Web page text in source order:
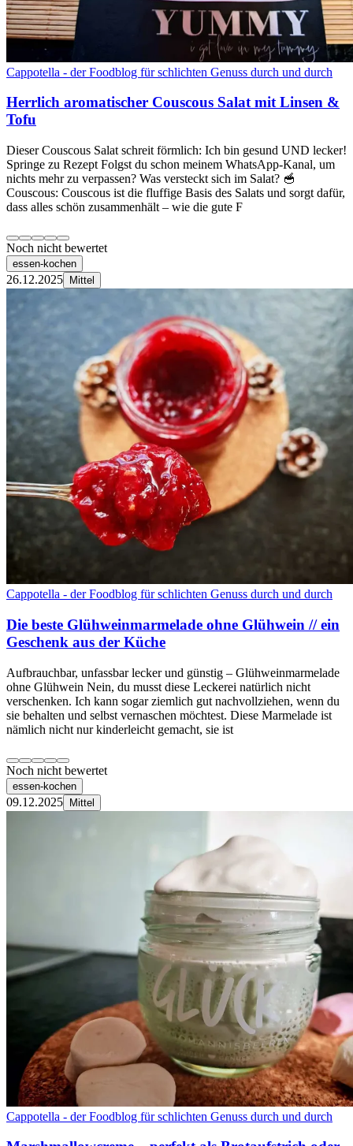
Cappotella - der Foodblog für schlichten Genuss durch und durch
Herrlich aromatischer Couscous Salat mit Linsen &
Tofu
Dieser Couscous Salat schreit förmlich: Ich bin gesund UND lecker!
Springe zu Rezept Folgst du schon meinem WhatsApp-Kanal, um
nichts mehr zu verpassen? Was versteckt sich im Salat? 🥣
Couscous: Couscous ist die fluffige Basis des Salats und sorgt dafür,
dass alles schön zusammenhält – wie die gute F
Noch nicht bewertet
essen-kochen
26.12.2025 Mittel
Cappotella - der Foodblog für schlichten Genuss durch und durch
Die beste Glühweinmarmelade ohne Glühwein // ein
Geschenk aus der Küche
Aufbrauchbar, unfassbar lecker und günstig – Glühweinmarmelade
ohne Glühwein Nein, du musst diese Leckerei natürlich nicht
verschenken. Ich kann sogar ziemlich gut nachvollziehen, wenn du
sie behalten und selbst vernaschen möchtest. Diese Marmelade ist
nämlich nicht nur kinderleicht gemacht, sie ist
Noch nicht bewertet
essen-kochen
09.12.2025 Mittel
Cappotella - der Foodblog für schlichten Genuss durch und durch